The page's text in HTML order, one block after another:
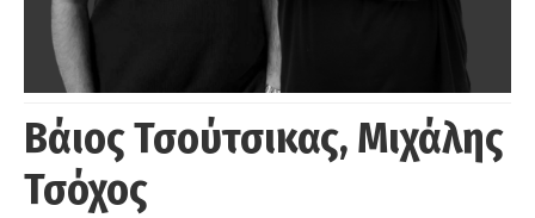
Βάιος Τσούτσικας, Μιχάλης
Τσόχος